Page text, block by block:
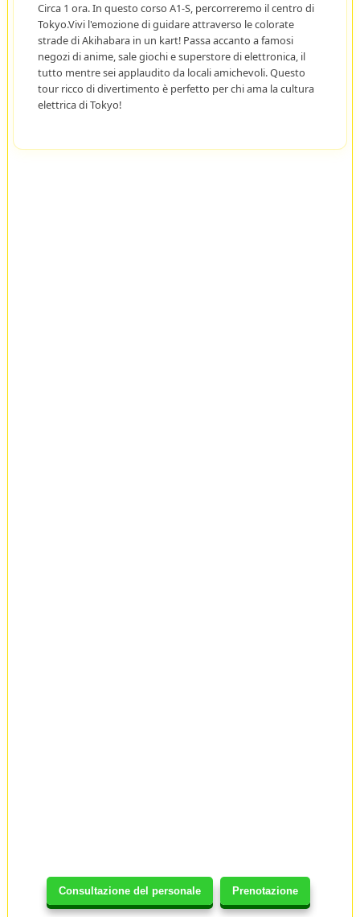
Consultazione del personale Prenotazione
Circa 1 ora. In questo corso A1-S, percorreremo il centro di
Tokyo.Vivi l'emozione di guidare attraverso le colorate
strade di Akihabara in un kart! Passa accanto a famosi
negozi di anime, sale giochi e superstore di elettronica, il
tutto mentre sei applaudito da locali amichevoli. Questo
tour ricco di divertimento è perfetto per chi ama la cultura
elettrica di Tokyo!